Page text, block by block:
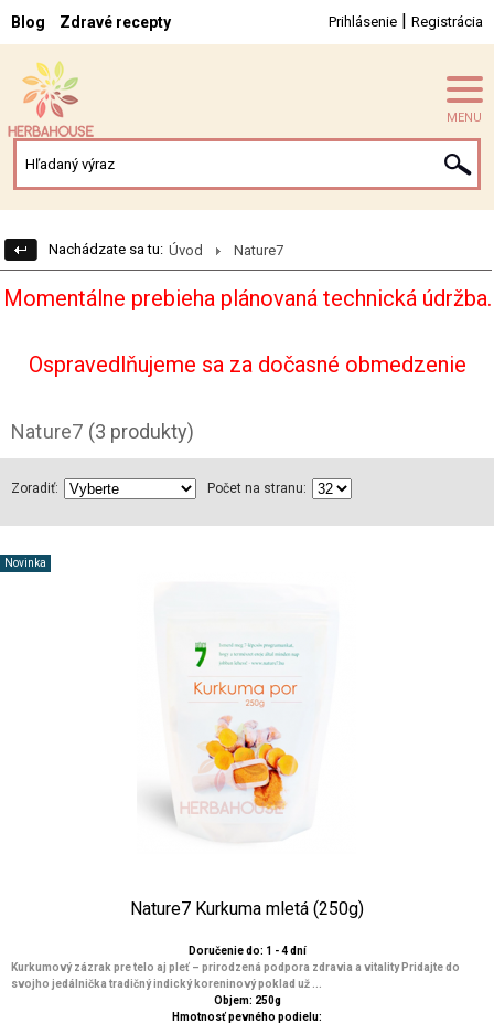
Blog Zdravé recepty Prihlásenie | Registrácia
MENU
Nachádzate sa tu: Úvod Nature7
Momentálne prebieha plánovaná technická údržba.
Ospravedlňujeme sa za dočasné obmedzenie
Nature7 (3 produkty)
Zoradiť: Počet na stranu:
Novinka
Nature7 Kurkuma mletá (250g)
Doručenie do: 1 - 4 dní
Kurkumový zázrak pre telo aj pleť – prirodzená podpora zdravia a vitality Pridajte do
svojho jedálnička tradičný indický koreninový poklad už ...
Objem: 250g
Hmotnosť pevného podielu: